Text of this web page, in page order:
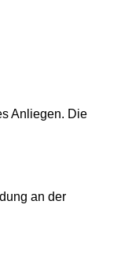
Anliegen. Die
an der